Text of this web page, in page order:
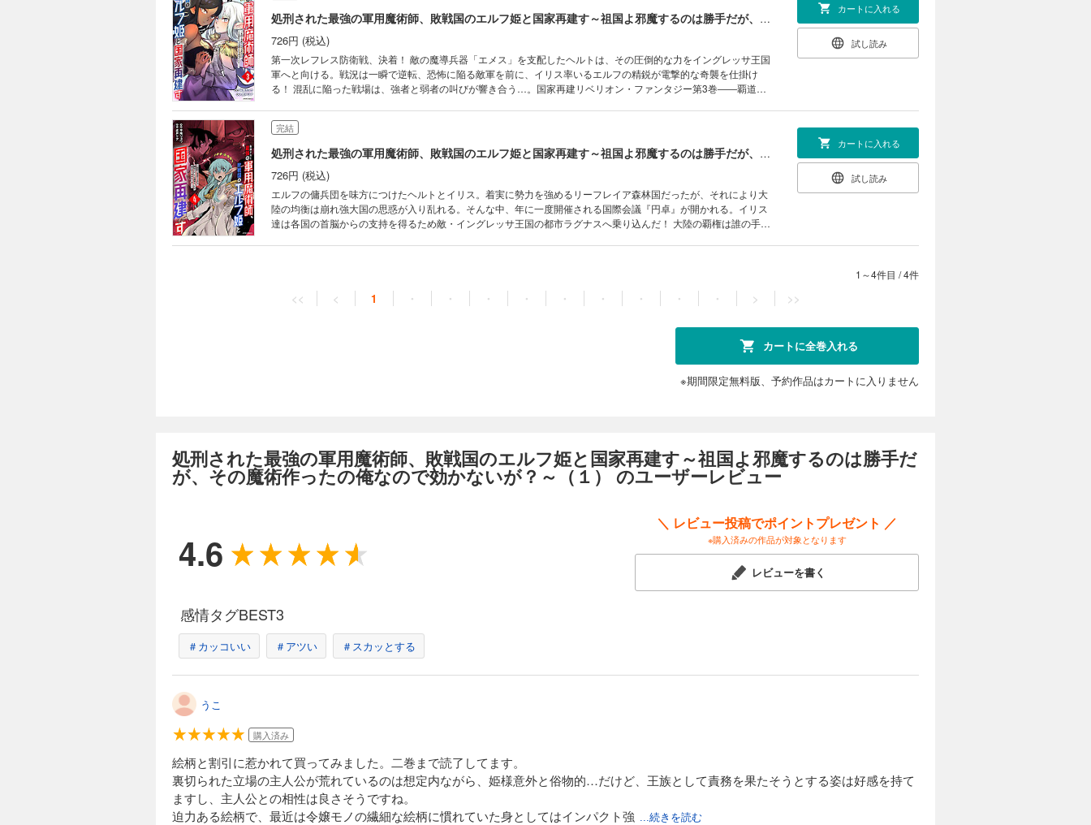
処刑された最強の軍用魔術師、敗戦国のエルフ姫と国家再建す～祖国よ邪魔するのは勝手だが、その魔術作ったの俺なので効かないが？～（３）
726円 (税込)
第一次レフレス防衛戦、決着！ 敵の魔導兵器「エメス」を支配したヘルトは、その圧倒的な力をイングレッサ王国
軍へと向ける。戦況は一瞬で逆転、恐怖に陥る敵軍を前に、イリス率いるエルフの精鋭が電撃的な奇襲を仕掛け
る！ 混乱に陥った戦場は、強者と弱者の叫びが響き合う…。国家再建リベリオン・ファンタジー第3巻――覇道
カートに入れる
試し読み
完結
処刑された最強の軍用魔術師、敗戦国のエルフ姫と国家再建す～祖国よ邪魔するのは勝手だが、その魔術作ったの俺なので効かないが？～（４）
726円 (税込)
エルフの傭兵団を味方につけたヘルトとイリス。着実に勢力を強めるリーフレイア森林国だったが、それにより大
陸の均衡は崩れ強大国の思惑が入り乱れる。そんな中、年に一度開催される国際会議『円卓』が開かれる。イリス
達は各国の首脳からの支持を得るため敵・イングレッサ王国の都市ラグナスへ乗り込んだ！ 大陸の覇権は誰の手
カートに入れる
試し読み
1～4件目 /4件
<< < 1 ・ ・ ・ ・ ・ ・ ・ ・ ・ > >>
カートに全巻入れる
※期間限定無料版、予約作品はカートに入りません
処刑された最強の軍用魔術師、敗戦国のエルフ姫と国家再建す～祖国よ邪魔するのは勝手だ
が、その魔術作ったの俺なので効かないが？～（１） のユーザーレビュー
4.6
＼ レビュー投稿でポイントプレゼント ／
※購入済みの作品が対象となります
レビューを書く
感情タグBEST3
＃カッコいい ＃アツい ＃スカッとする
うこ
購入済み
絵柄と割引に惹かれて買ってみました。二巻まで読了してます。
裏切られた立場の主人公が荒れているのは想定内ながら、姫様意外と俗物的…だけど、王族として責務を果たそうとする姿は好感を持て
ますし、主人公との相性は良さそうですね。
迫力ある絵柄で、最近は令嬢モノの繊細な絵柄に慣れていた身としてはインパクト強 ...続きを読む